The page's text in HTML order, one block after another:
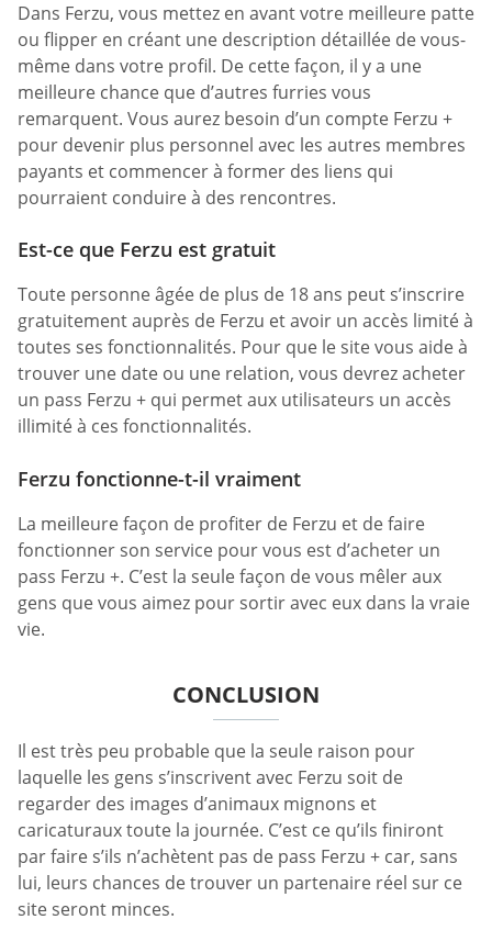
Dans Ferzu, vous mettez en avant votre meilleure patte
ou flipper en créant une description détaillée de vous-
même dans votre profil. De cette façon, il y a une
meilleure chance que d’autres furries vous
remarquent. Vous aurez besoin d’un compte Ferzu +
pour devenir plus personnel avec les autres membres
payants et commencer à former des liens qui
pourraient conduire à des rencontres.
Est-ce que Ferzu est gratuit
Toute personne âgée de plus de 18 ans peut s’inscrire
gratuitement auprès de Ferzu et avoir un accès limité à
toutes ses fonctionnalités. Pour que le site vous aide à
trouver une date ou une relation, vous devrez acheter
un pass Ferzu + qui permet aux utilisateurs un accès
illimité à ces fonctionnalités.
Ferzu fonctionne-t-il vraiment
La meilleure façon de profiter de Ferzu et de faire
fonctionner son service pour vous est d’acheter un
pass Ferzu +. C’est la seule façon de vous mêler aux
gens que vous aimez pour sortir avec eux dans la vraie
vie.
CONCLUSION
Il est très peu probable que la seule raison pour
laquelle les gens s’inscrivent avec Ferzu soit de
regarder des images d’animaux mignons et
caricaturaux toute la journée. C’est ce qu’ils finiront
par faire s’ils n’achètent pas de pass Ferzu + car, sans
lui, leurs chances de trouver un partenaire réel sur ce
site seront minces.